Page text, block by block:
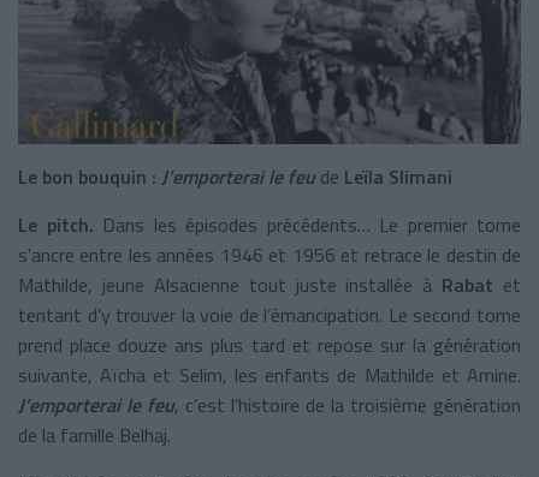
Le bon bouquin : J’emporterai le feude Leïla Slimani
Le pitch. Dans les épisodes précédents… Le premier tome
s'ancre entre les années 1946 et 1956 et retrace le destin de
Mathilde, jeune Alsacienne tout juste installée à Rabat et
tentant d’y trouver la voie de l’émancipation. Le second tome
prend place douze ans plus tard et repose sur la génération
suivante, Aïcha et Selim, les enfants de Mathilde et Amine.
J’emporterai le feu, c’est l’histoire de la troisième génération
de la famille Belhaj.